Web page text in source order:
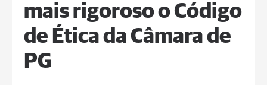
mais rigoroso o Código
de Ética da Câmara de
PG